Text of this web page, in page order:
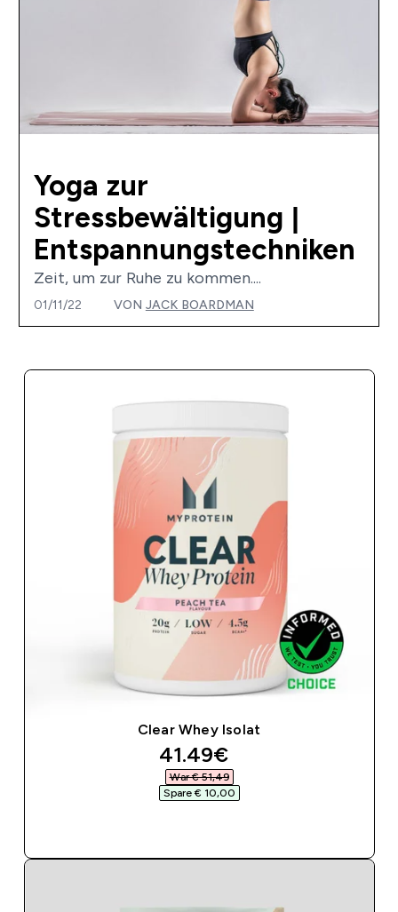
Yoga zur
Stressbewältigung |
Entspannungstechniken
Zeit, um zur Ruhe zu kommen....
01/11/22 VON JACK BOARDMAN
Clear Whey Isolat
discounted price
41.49€‎
War € 51,49‎
Spare € 10,00‎